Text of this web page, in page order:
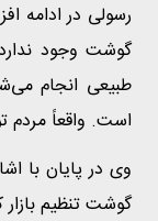
رسولی در ادامه
گوشت وجود
طبیعی انجام
است. واقعاً مردم
وی در پایان با
گوشت تنظیم